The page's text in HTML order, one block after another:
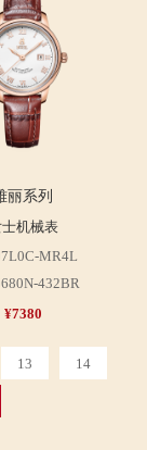
丽系列
机械表
MR4L
432BR
¥7380
13 14